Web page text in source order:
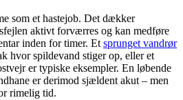
som et hastejob. Det dækker
aktivt forværres og kan medføre
inden for timer. Etsprunget vandrør
hvor spildevand stiger op, eller et
er typiske eksempler. En løbende
er derimod sjældent akut – men
rimelig tid.